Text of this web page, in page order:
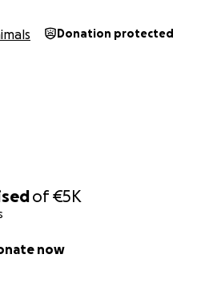
of€5K
now
Spende geht direkt an
Donation protected